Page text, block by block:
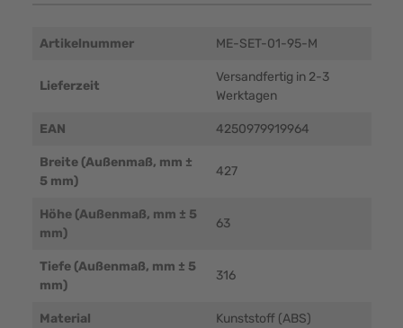
Artikelnummer ME-SET-01-95-M
Lieferzeit
Versandfertig in 2-3
Werktagen
EAN 4250979919964
Breite (Außenmaß, mm ±
5 mm)
427
Höhe (Außenmaß, mm ± 5
mm)
63
Tiefe (Außenmaß, mm ± 5
mm)
316
Material Kunststoff (ABS)